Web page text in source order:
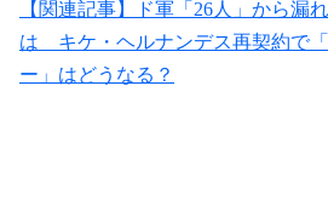
【関連記事】ド軍「26人」から漏
は キケ・ヘルナンデス再契約で
ー」はどうなる？